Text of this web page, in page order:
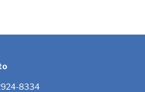
8334